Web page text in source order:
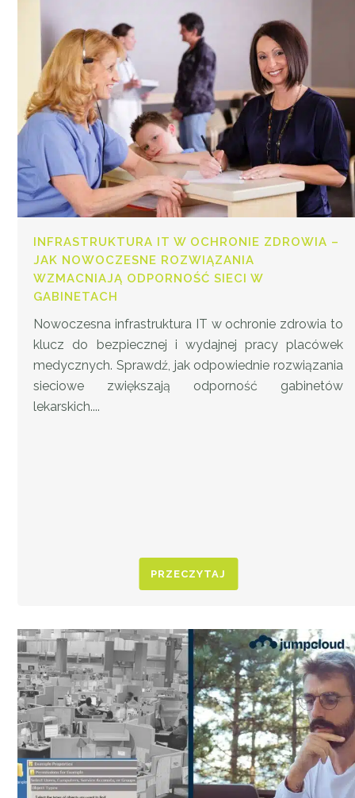
INFRASTRUKTURA IT W OCHRONIE ZDROWIA –
JAK NOWOCZESNE ROZWIĄZANIA
WZMACNIAJĄ ODPORNOŚĆ SIECI W
GABINETACH
Nowoczesna infrastruktura IT w ochronie zdrowia to
klucz do bezpiecznej i wydajnej pracy placówek
medycznych. Sprawdź, jak odpowiednie rozwiązania
sieciowe zwiększają odporność gabinetów
lekarskich....
PRZECZYTAJ